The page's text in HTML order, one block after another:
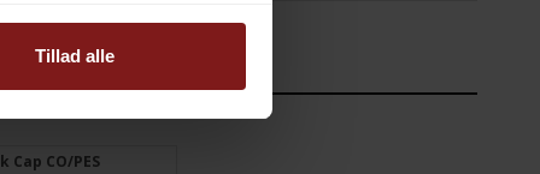
Tillad alle
Cap CO/PES